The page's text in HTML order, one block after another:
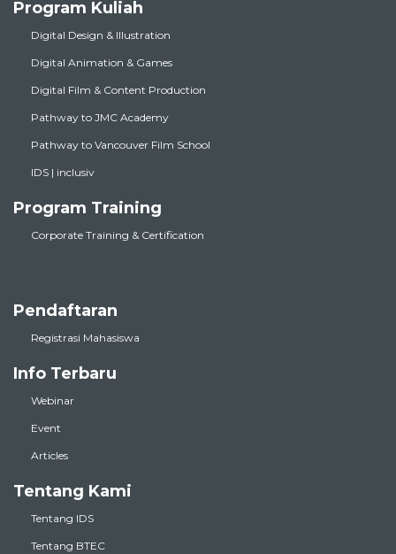
Digital Design & Illustration
Digital Animation & Games
Digital Film & Content Production
Pathway to JMC Academy
Pathway to Vancouver Film School
IDS | inclusiv
Program Training
Corporate Training & Certification
Registrasi Mahasiswa
Info Terbaru
Webinar
Event
Articles
Tentang Kami
Tentang IDS
Tentang BTEC
Dosen & Pengajar